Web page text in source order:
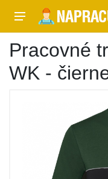
Pracovné
WK -